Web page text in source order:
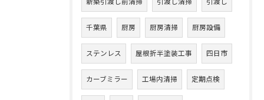
新築引渡し前清掃 引渡し清掃 引渡し
千葉県 厨房 厨房清掃 厨房設備
ステンレス 屋根折半塗装工事 四日市
カーブミラー 工場内清掃 定期点検